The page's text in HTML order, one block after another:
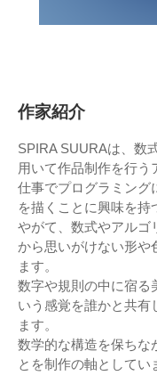
作家紹介
SPIRA SUURAは、数
用いて作品制作を行う
仕事でプログラミング
を描くことに興味を持
やがて、数式やアルゴ
から思いがけない形や
ます。
数字や規則の中に宿る
いう感覚を誰かと共有
ます。
数学的な構造を保ちな
とを制作の軸としてい